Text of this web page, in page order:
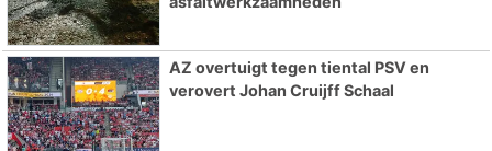
AZ overtuigt tegen tiental PSV en
verovert Johan Cruijff Schaal